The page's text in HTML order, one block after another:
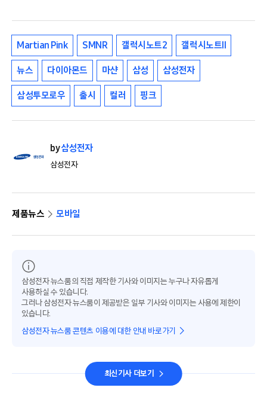
Martian Pink SMNR 갤럭시노트2 갤럭시노트II
뉴스 다이아몬드 마샨 삼성 삼성전자
삼성투모로우 출시 컬러 핑크
by삼성전자
삼성전자
제품뉴스 모바일
삼성전자 뉴스룸의 직접 제작한 기사와 이미지는 누구나 자유롭게
사용하실 수 있습니다.
그러나 삼성전자 뉴스룸이 제공받은 일부 기사와 이미지는 사용에 제한이
있습니다.
삼성전자 뉴스룸 콘텐츠 이용에 대한 안내 바로가기
최신기사 더보기